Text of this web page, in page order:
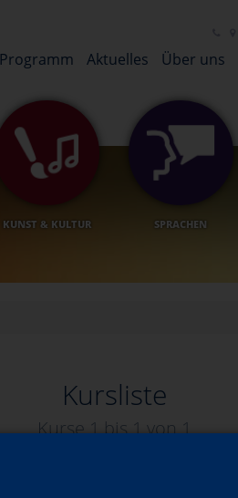
Programm Aktuelles Über uns
KUNST & KULTUR SPRACHEN
Kursliste
Kurse 1 bis1von1